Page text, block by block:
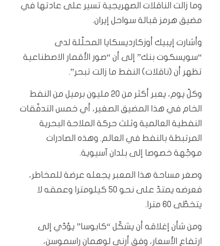
وما زالت الناقلات الصهريجية تسير على عادتها في
مضيق هرمز قبالة سواحل إيران.
وأشارت إيبيك أوزكارديسكايا المحلّلة لدى
“سويسكوت بنك” إلى أن “صور الأقمار الاصطناعية
تظهر أن (ناقلات) النفط ما زالت تبحر”.
وكلّ يوم، يعبر أكثر من 20 مليون برميل من النفط
الخام في هذا المضيق الصغير، أي خمس التدفّقات
النفطية العالمية وثلث حركة الملاحة البحرية
المرتبطة بالنفط في العالم. وهذه الصادرات
موجّهة خصوصا إلى بلدان آسيوية.
وصغر مساحة هذا المعبر يجعله عرضة للمخاطر،
فعرضه يمتدّ على نحو 50 كيلومترا وعمقه لا
يتخطّى 60 مترا.
ومن شأن إغلاقه أن يشكّل “كابوسا” يؤدّي إلى
ارتفاع الأسعار، وفق أرني لوهمان راسموسن،